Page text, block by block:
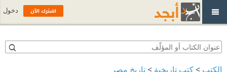
الكتب >كتب تاريخية >تاريخ مصر
اشترك الآن دخول